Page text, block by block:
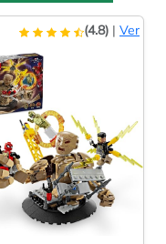
(4.8) | Ver